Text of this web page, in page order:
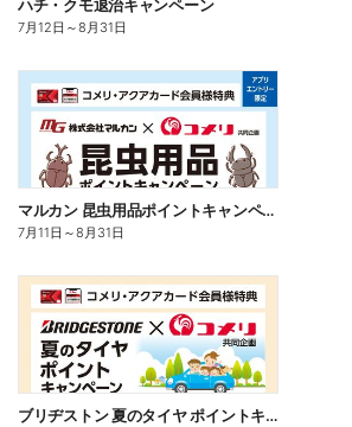
ハチ・クモ退治キャンペーン
7月12日 ～8月31日
マルカン 昆虫用品ポイントキャンペーン
7月11日 ～8月31日
ブリヂストン 夏のタイヤ ポイントキャンペーン